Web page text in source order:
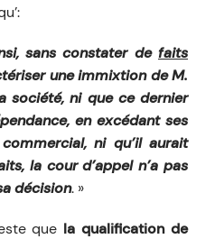
sans constater de faits
une immixtion de M.
société, ni que ce dernier
en excédant ses
ni qu’il aurait
la cour d’appel n’a pas
décision. »
que la qualification de